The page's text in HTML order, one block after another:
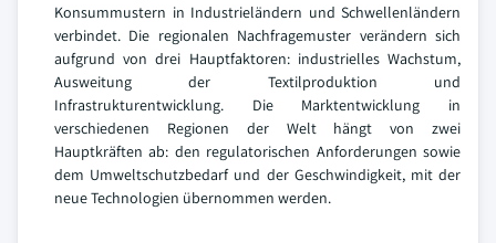
Konsummustern in Industrieländern und Schwellenländern
verbindet. Die regionalen Nachfragemuster verändern sich
aufgrund von drei Hauptfaktoren: industrielles Wachstum,
Ausweitung der Textilproduktion und
Infrastrukturentwicklung. Die Marktentwicklung in
verschiedenen Regionen der Welt hängt von zwei
Hauptkräften ab: den regulatorischen Anforderungen sowie
dem Umweltschutzbedarf und der Geschwindigkeit, mit der
neue Technologien übernommen werden.